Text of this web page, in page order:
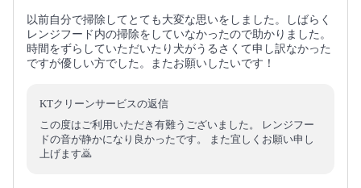
以前自分で掃除してとても大変な思いをしました。しばらく
レンジフード内の掃除をしていなかったので助かりました。
時間をずらしていただいたり犬がうるさくて申し訳なかった
ですが優しい方でした。またお願いしたいです！
KTクリーンサービスの返信
この度はご利用いただき有難うございました。 レンジフー
ドの音が静かになり良かったです。 また宜しくお願い申し
上げます🙇